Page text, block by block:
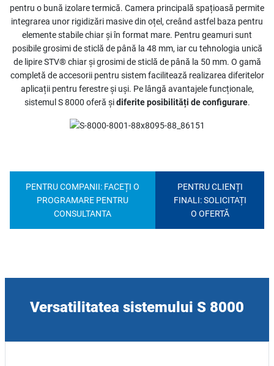
pentru o bună izolare termică. Camera principală spațioasă permite
integrarea unor rigidizări masive din oțel, creând astfel baza pentru
elemente stabile chiar și în format mare. Pentru geamuri sunt
posibile grosimi de sticlă de până la 48 mm, iar cu tehnologia unică
de lipire STV® chiar și grosimi de sticlă de până la 50 mm. O gamă
completă de accesorii pentru sistem facilitează realizarea diferitelor
aplicații pentru ferestre și uși. Pe lângă avantajele funcționale,
sistemul S 8000 oferă șidiferite posibilități de configurare.
PENTRU COMPANII: FACEȚI O
PROGRAMARE PENTRU
CONSULTANTA
PENTRU CLIENȚI
FINALI: SOLICITAȚI
O OFERTĂ
Versatilitatea sistemului S 8000